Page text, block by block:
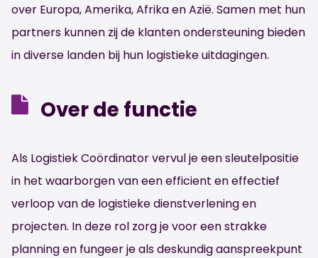
over Europa, Amerika, Afrika en Azië. Samen met hun
partners kunnen zij de klanten ondersteuning bieden
in diverse landen bij hun logistieke uitdagingen.
Over de functie
Als Logistiek Coördinator vervul je een sleutelpositie
in het waarborgen van een efficient en effectief
verloop van de logistieke dienstverlening en
projecten. In deze rol zorg je voor een strakke
planning en fungeer je als deskundig aanspreekpunt